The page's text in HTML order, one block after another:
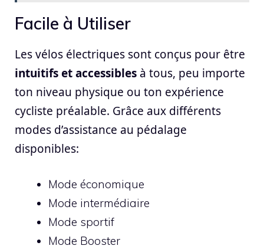
Facile à Utiliser
Les vélos électriques sont conçus pour être
intuitifs et accessibles à tous, peu importe
ton niveau physique ou ton expérience
cycliste préalable. Grâce aux différents
modes d’assistance au pédalage
disponibles:
Mode économique
Mode intermédiaire
Mode sportif
Mode Booster